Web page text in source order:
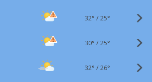
32° /25°
30° /25°
32° /26°